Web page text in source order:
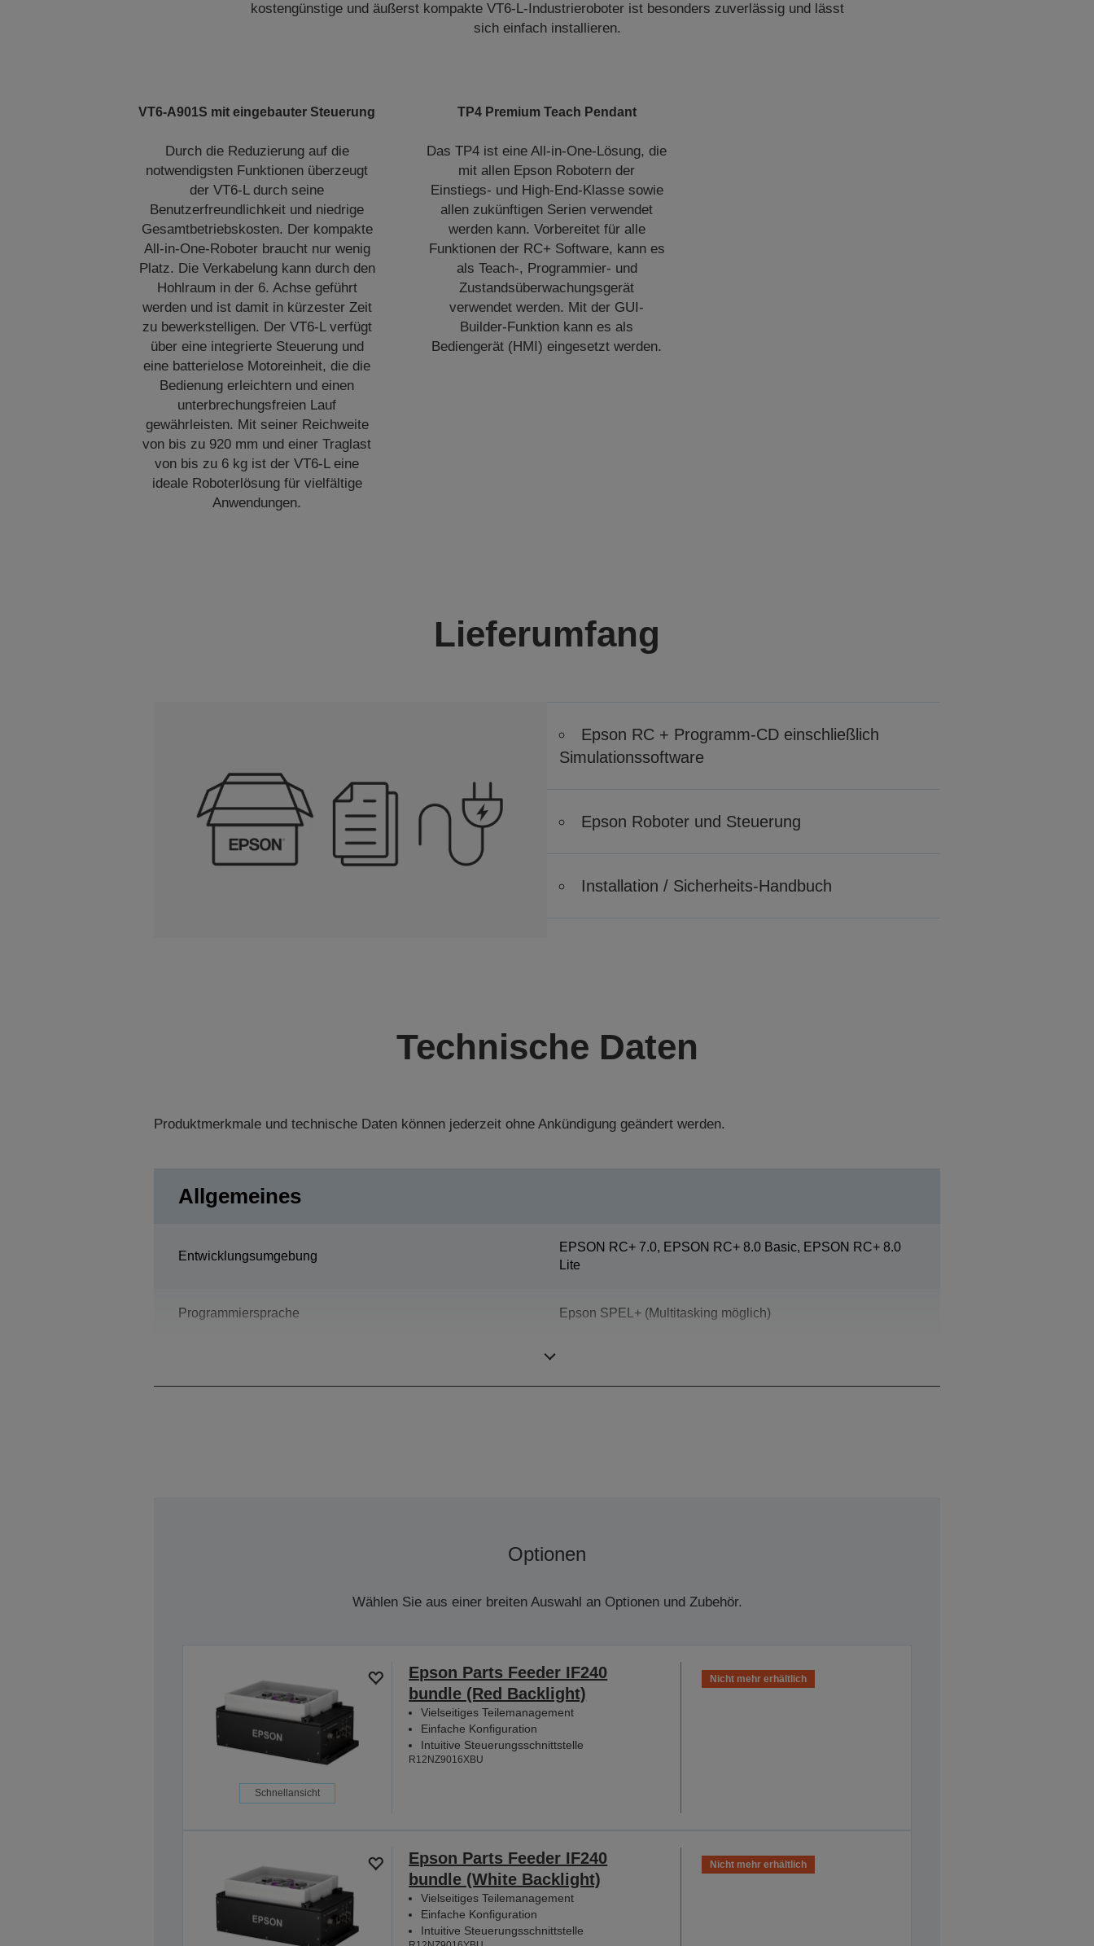
kostengünstige und äußerst kompakte VT6-L-Industrieroboter ist besonders zuverlässig und lässt
sich einfach installieren.
VT6-A901S mit eingebauter Steuerung
Durch die Reduzierung auf die
notwendigsten Funktionen überzeugt
der VT6-L durch seine
Benutzerfreundlichkeit und niedrige
Gesamtbetriebskosten. Der kompakte
All-in-One-Roboter braucht nur wenig
Platz. Die Verkabelung kann durch den
Hohlraum in der 6. Achse geführt
werden und ist damit in kürzester Zeit
zu bewerkstelligen. Der VT6-L verfügt
über eine integrierte Steuerung und
eine batterielose Motoreinheit, die die
Bedienung erleichtern und einen
unterbrechungsfreien Lauf
gewährleisten. Mit seiner Reichweite
von bis zu 920 mm und einer Traglast
von bis zu 6 kg ist der VT6-L eine
ideale Roboterlösung für vielfältige
Anwendungen.
TP4 Premium Teach Pendant
Das TP4 ist eine All-in-One-Lösung, die
mit allen Epson Robotern der
Einstiegs- und High-End-Klasse sowie
allen zukünftigen Serien verwendet
werden kann. Vorbereitet für alle
Funktionen der RC+ Software, kann es
als Teach-, Programmier- und
Zustandsüberwachungsgerät
verwendet werden. Mit der GUI-
Builder-Funktion kann es als
Bediengerät (HMI) eingesetzt werden.
Lieferumfang
Epson RC + Programm-CD einschließlich
Simulationssoftware
Epson Roboter und Steuerung
Installation / Sicherheits-Handbuch
Technische Daten
Produktmerkmale und technische Daten können jederzeit ohne Ankündigung geändert werden.
Allgemeines
Entwicklungsumgebung
EPSON RC+ 7.0, EPSON RC+ 8.0 Basic, EPSON RC+ 8.0
Lite
Programmiersprache Epson SPEL+ (Multitasking möglich)
Optionen
Wählen Sie aus einer breiten Auswahl an Optionen und Zubehör.
Schnellansicht
Epson Parts Feeder IF240
bundle (Red Backlight)
Vielseitiges Teilemanagement
Einfache Konfiguration
Intuitive Steuerungsschnittstelle
R12NZ9016XBU
Nicht mehr erhältlich
Epson Parts Feeder IF240
bundle (White Backlight)
Vielseitiges Teilemanagement
Einfache Konfiguration
Intuitive Steuerungsschnittstelle
Nicht mehr erhältlich